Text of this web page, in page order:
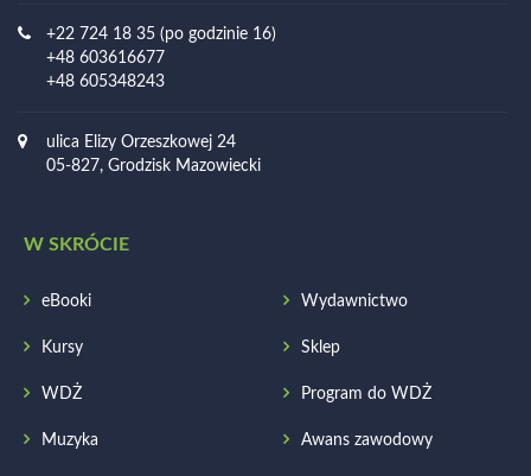
+22 724 18 35 (po godzinie 16)
+48 603616677
+48 605348243
ulica Elizy Orzeszkowej 24
05-827, Grodzisk Mazowiecki
W SKRÓCIE
eBooki Wydawnictwo
Kursy Sklep
WDŻ Program do WDŻ
Muzyka Awans zawodowy